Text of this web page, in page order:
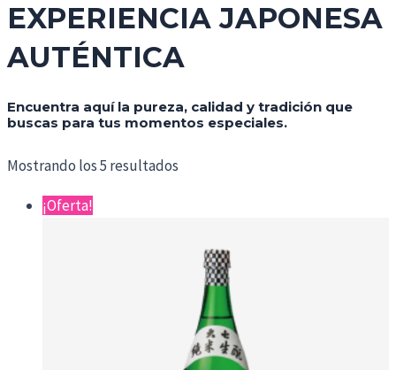
EXPERIENCIA JAPONESA
AUTÉNTICA
Encuentra aquí la pureza, calidad y tradición que
buscas para tus momentos especiales.
Mostrando los 5 resultados
¡Oferta!